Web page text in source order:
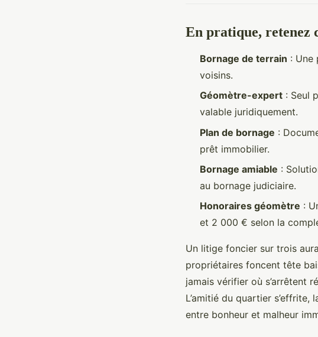
En pratique, retenez
Bornage de terrain : Une
voisins.
Géomètre-expert : Seul
valable juridiquement.
Plan de bornage :
prêt immobilier.
Bornage amiable :
au bornage judiciaire.
Honoraires géomètre :
et 2 000 € selon la
Un litige foncier sur trois
propriétaires foncent tête
jamais vérifier où s’arrêtent
L’amitié du quartier
entre bonheur et malheur